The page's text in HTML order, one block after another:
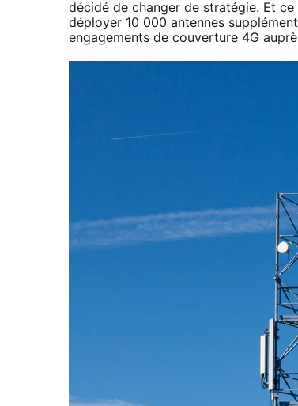
décidé de changer de stratégie. Et
déployer 10 000 antennes
engagements de couverture 4G